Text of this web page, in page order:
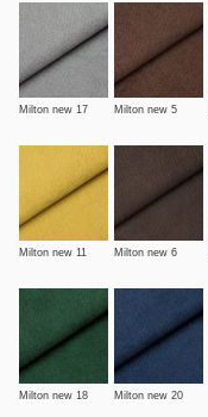
Milton new 17 Milton new 5
Milton new 11 Milton new 6
Milton new 18 Milton new 20